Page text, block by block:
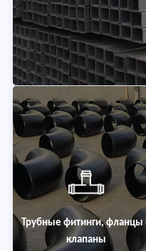
Трубные фитинги, фланцы
клапаны